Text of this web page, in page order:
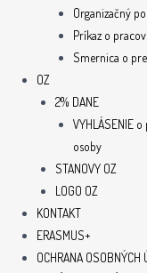
Organizačný
Príkaz o
Smernica o
OZ
2% DANE
VYHLÁSENIE
osoby
STANOVY OZ
LOGO OZ
KONTAKT
ERASMUS+
OCHRANA OSOBNÝCH